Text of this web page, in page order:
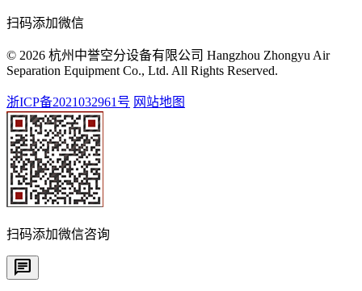
扫码添加微信
© 2026 杭州中誉空分设备有限公司 Hangzhou Zhongyu Air
Separation Equipment Co., Ltd. All Rights Reserved.
浙ICP备2021032961号 网站地图
扫码添加微信咨询
chat